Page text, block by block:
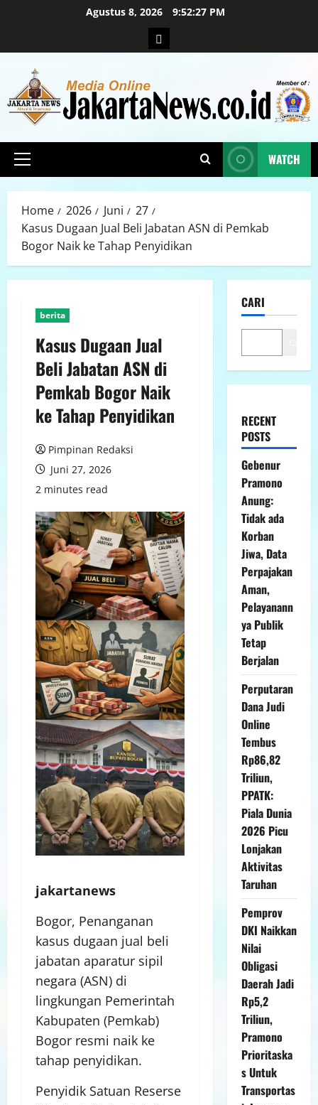
Agustus 8, 2026 9:52:29 PM
WATCH
Home 2026 Juni
27
Kasus Dugaan Jual Beli Jabatan ASN di Pemkab
Bogor Naik ke Tahap Penyidikan
berita
Kasus Dugaan Jual
Beli Jabatan ASN di
Pemkab Bogor Naik
ke Tahap Penyidikan
Pimpinan Redaksi
Juni 27, 2026
2 minutes read
jakartanews
Bogor, Penanganan
kasus dugaan jual beli
jabatan aparatur sipil
negara (ASN) di
lingkungan Pemerintah
Kabupaten (Pemkab)
Bogor resmi naik ke
tahap penyidikan.
Penyidik Satuan Reserse
CARI
RECENT
POSTS
Gebenur
Pramono
Anung:
Tidak ada
Korban
Jiwa, Data
Perpajakan
Aman,
Pelayanann
ya Publik
Tetap
Berjalan
Perputaran
Dana Judi
Online
Tembus
Rp86,82
Triliun,
PPATK:
Piala Dunia
2026 Picu
Lonjakan
Aktivitas
Taruhan
Pemprov
DKI Naikkan
Nilai
Obligasi
Daerah Jadi
Rp5,2
Triliun,
Pramono
Prioritaska
s Untuk
Transportas